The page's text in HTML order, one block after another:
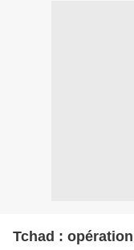
Tchad :